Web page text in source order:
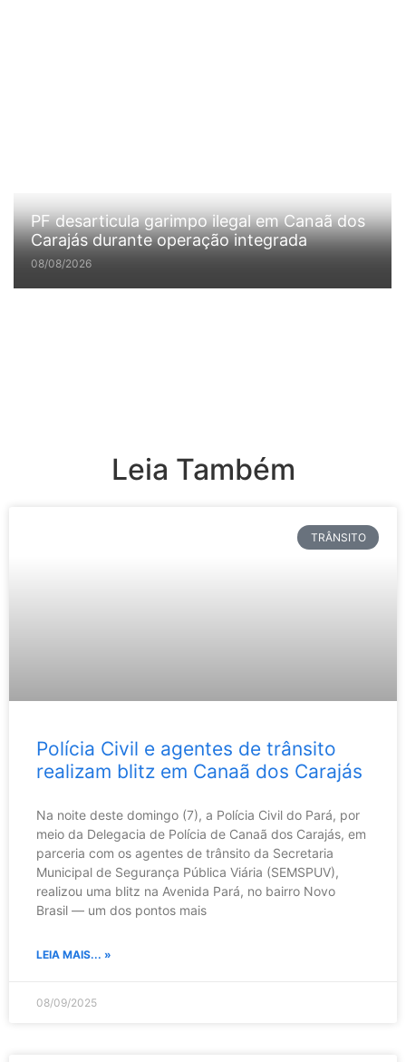
PF desarticula garimpo ilegal em Canaã dos
Carajás durante operação integrada
08/08/2026
Leia Também
TRÂNSITO
Polícia Civil e agentes de trânsito
realizam blitz em Canaã dos Carajás
Na noite deste domingo (7), a Polícia Civil do Pará, por
meio da Delegacia de Polícia de Canaã dos Carajás, em
parceria com os agentes de trânsito da Secretaria
Municipal de Segurança Pública Viária (SEMSPUV),
realizou uma blitz na Avenida Pará, no bairro Novo
Brasil — um dos pontos mais
LEIA MAIS... »
08/09/2025